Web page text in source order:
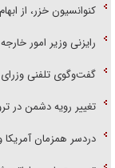
کنوانسیون خزر، از
رایزنی وزیر امور خارجه
گفت‌وگوی تلفنی
تغییر رویه دشمن در
دردسر همزمان